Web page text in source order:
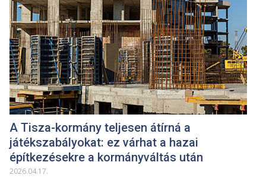
A Tisza-kormány teljesen átírná a
játékszabályokat: ez várhat a hazai
építkezésekre a kormányváltás után
2026.04.17.